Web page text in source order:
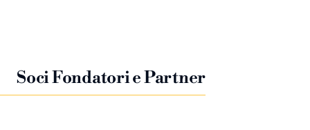
Soci Fondatori e Partner